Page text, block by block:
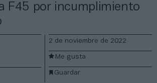
F45 por incumplimiento
2 de noviembre de 2022
Guardar
Me gusta